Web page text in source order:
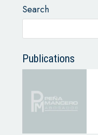
Search
Publications